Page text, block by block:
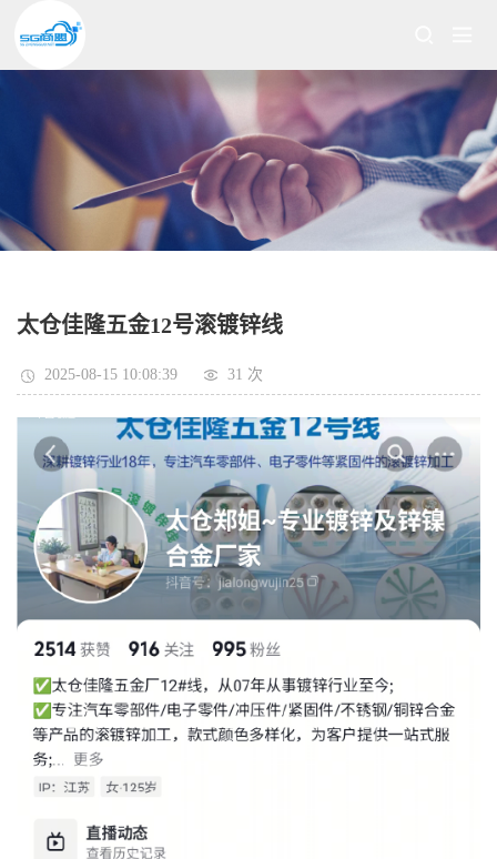
太仓佳隆五金12号滚镀锌线
2025-08-15 10:08:39 31 次